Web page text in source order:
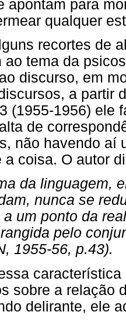
apontam para
qualquer
recortes de
ao tema da
discurso, em
a partir
(1955-1956) ele
de
não havendo aí
a coisa. O autor
da linguagem,
nunca se
um ponto da
pelo
1955-56, p.43).
sobre a relação
delirante, ele